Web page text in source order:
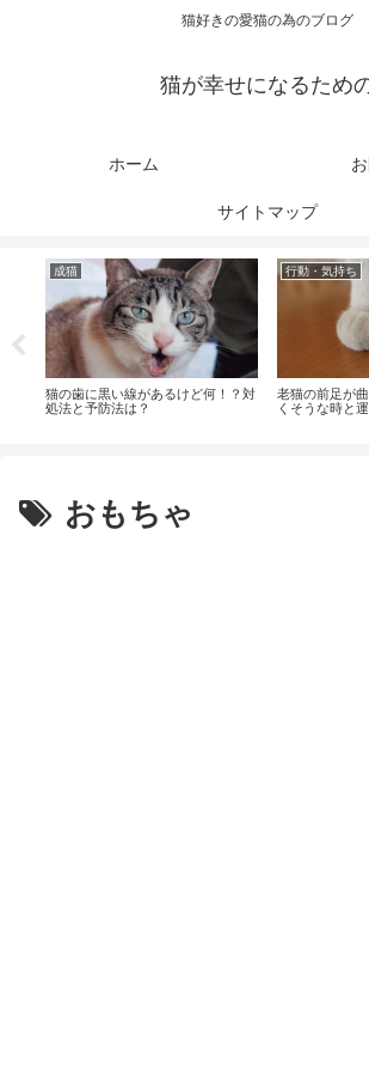
猫好きの愛猫の為のブログ
猫が幸せになるため
ホーム
サイトマップ
成猫
猫の歯に黒い線があるけど何！？対
処法と予防法は？
行動・気持ち
老猫の前足が
くそうな時と
おもちゃ